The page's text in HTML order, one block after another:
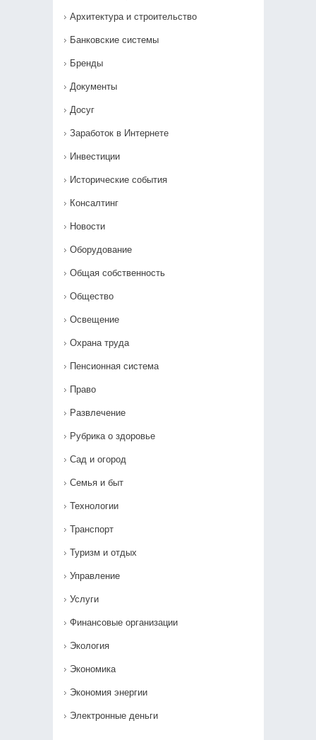
Архитектура и строительство
Банковские системы
Бренды
Документы
Досуг
Заработок в Интернете
Инвестиции
Исторические события
Консалтинг
Новости
Оборудование
Общая собственность
Общество
Освещение
Охрана труда
Пенсионная система
Право
Развлечение
Рубрика о здоровье
Сад и огород
Семья и быт
Технологии
Транспорт
Туризм и отдых
Управление
Услуги
Финансовые организации
Экология
Экономика
Экономия энергии
Электронные деньги